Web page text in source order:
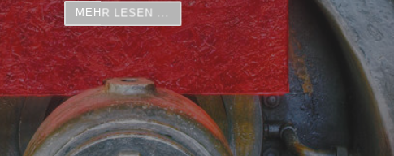
MEHR LESEN ...